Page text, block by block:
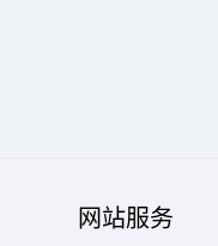
网站服务